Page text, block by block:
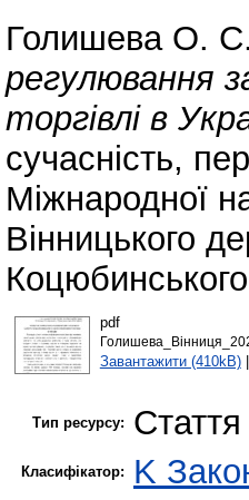
Голишева О. С.
регулювання
торгівлі в
сучасність,
Міжнародної
Вінницького
pdf
Завантажити (410kB)|
Тип ресурсу: Стаття
Класифікатор: K